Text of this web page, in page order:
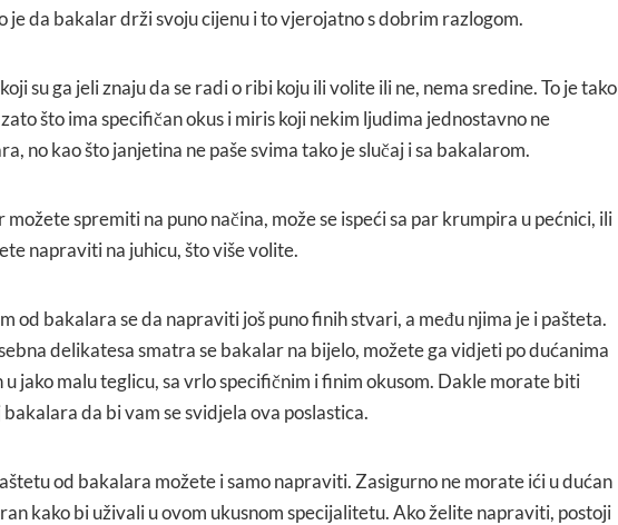
je da bakalar drži svoju cijenu i to vjerojatno s dobrim razlogom.
su ga jeli znaju da se radi o ribi koju ili volite ili ne, nema sredine. To je tako
što ima specifičan okus i miris koji nekim ljudima jednostavno ne
no kao što janjetina ne paše svima tako je slučaj i sa bakalarom.
možete spremiti na puno načina, može se ispeći sa par krumpira u pećnici, ili
napraviti na juhicu, što više volite.
od bakalara se da napraviti još puno finih stvari, a među njima je i pašteta.
delikatesa smatra se bakalar na bijelo, možete ga vidjeti po dućanima
u jako malu teglicu, sa vrlo specifičnim i finim okusom. Dakle morate biti
da bi vam se svidjela ova poslastica.
od bakalara možete i samo napraviti. Zasigurno ne morate ići u dućan
kako bi uživali u ovom ukusnom specijalitetu. Ako želite napraviti, postoji